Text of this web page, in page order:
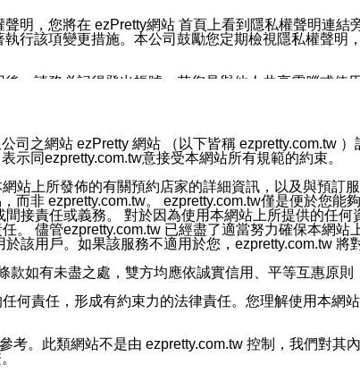
明，您將在 ezPretty網站 首頁上看到隱私權聲明連結
行該項變更措施。本公司鼓勵您定期檢視隱私權聲明
，請務必記得登出帳號。若您是與他人共享電腦或使
子郵件供您參考。您能依照該資料或電子郵件所指
通知型訊息。
傳送。滿足以下三個條件者，將可收到通知型訊息。
。
之網站 ezPretty 網站 （以下皆稱 ezpretty.com.tw
同ezpretty.com.tw意接受本網站所有規範的約束。
上所發佈的有關預約店家的詳細資訊，以及與預訂
非 ezpretty.com.tw。 ezpretty.com.tw僅是便於您能
接責任或義務。 對於因為使用本網站上所提供的任
。 儘管ezpretty.com.tw 已經盡了適當努力確保本網站
該用戶。如果該服務不適用於您，ezpretty.com.tw 將
如有未盡之處，雙方均應依誠實信用、平等互惠原則
何責任，形成有約束力的法律責任。您理解使用本網
。此類網站不是由 ezpretty.com.tw 控制，我們對其